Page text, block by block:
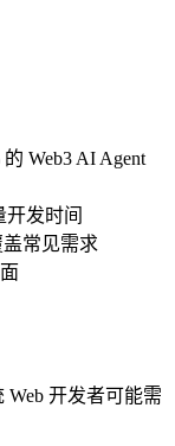
Web3 AI Agent
开发时间
常见需求
开发者可能需